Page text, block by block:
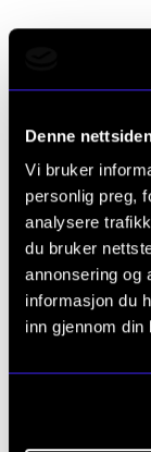
Denne
Vi bruker
personlig preg,
analysere
du bruker
annonsering og
informasjon du
inn gjennom